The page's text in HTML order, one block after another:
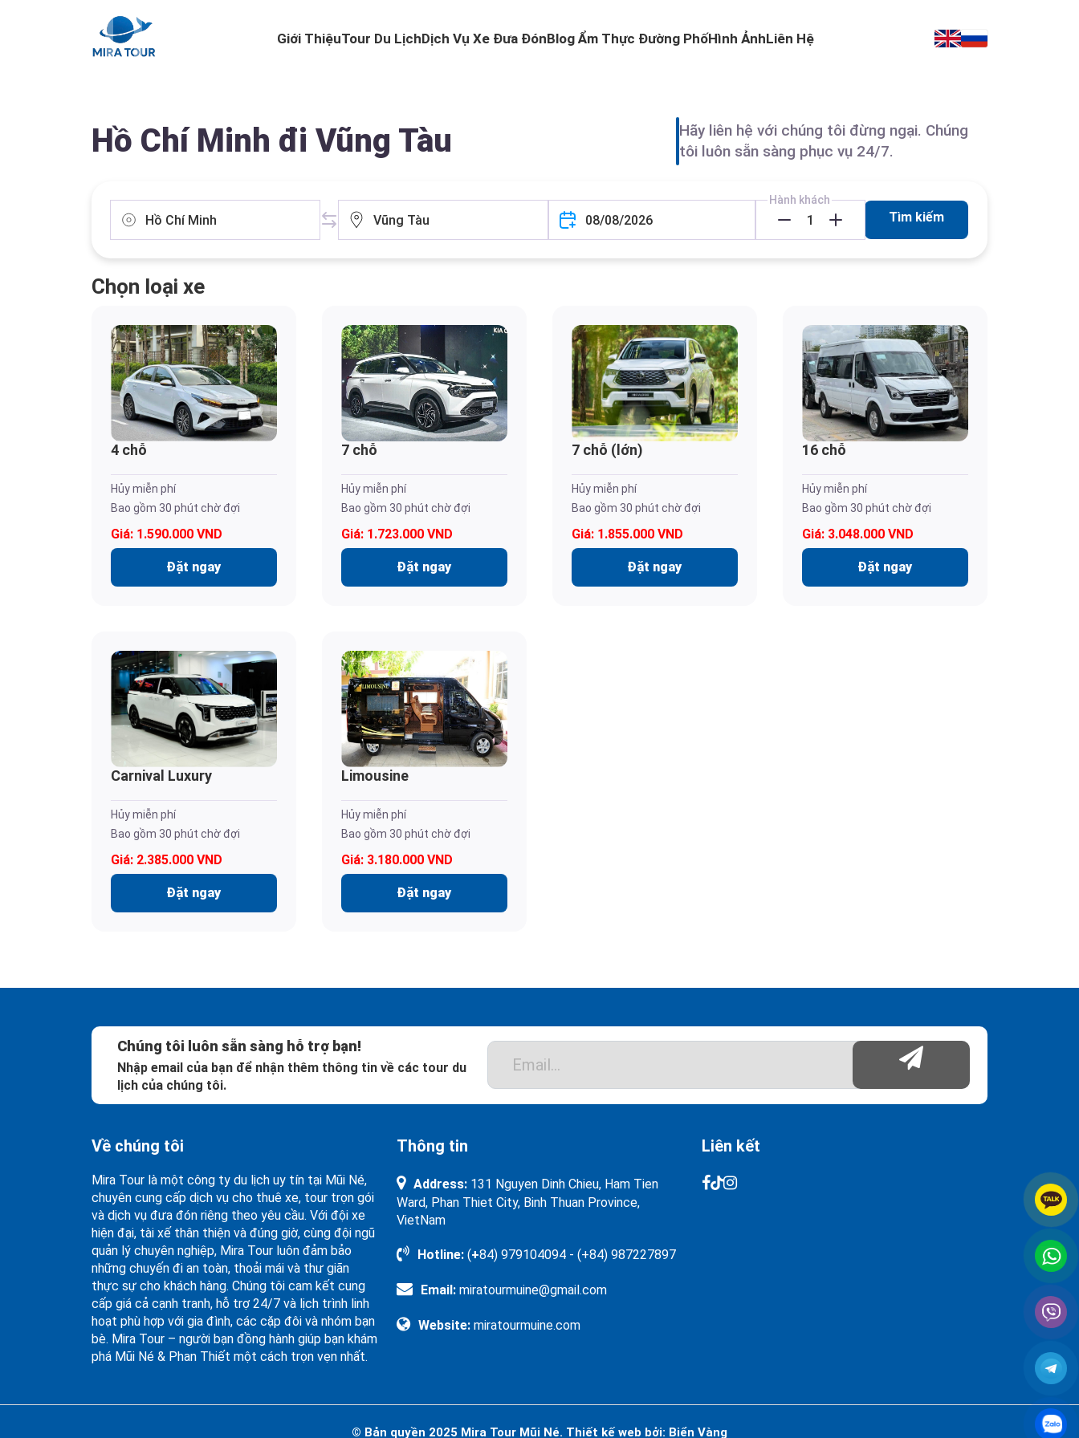
Giới ThiệuTour Du LịchDịch Vụ Xe Đưa ĐónBlog Ẩm Thực Đường PhốHình ẢnhLiên Hệ
Hồ Chí Minh đi Vũng Tàu
Hãy liên hệ với chúng tôi đừng ngại. Chúng
tôi luôn sẵn sàng phục vụ 24/7.
Hành khách
Tìm kiếm
Chọn loại xe
4 chỗ
Hủy miễn phí
Bao gồm 30 phút chờ đợi
Giá: 1.590.000 VND
Đặt ngay
7 chỗ
Hủy miễn phí
Bao gồm 30 phút chờ đợi
Giá: 1.723.000 VND
Đặt ngay
7 chỗ (lớn)
Hủy miễn phí
Bao gồm 30 phút chờ đợi
Giá: 1.855.000 VND
Đặt ngay
16 chỗ
Hủy miễn phí
Bao gồm 30 phút chờ đợi
Giá: 3.048.000 VND
Đặt ngay
Carnival Luxury
Hủy miễn phí
Bao gồm 30 phút chờ đợi
Giá: 2.385.000 VND
Đặt ngay
Limousine
Hủy miễn phí
Bao gồm 30 phút chờ đợi
Giá: 3.180.000 VND
Đặt ngay
Chúng tôi luôn sẵn sàng hỗ trợ bạn!
Nhập email của bạn để nhận thêm thông tin về các tour du
lịch của chúng tôi.
Về chúng tôi
Mira Tour là một công ty du lịch uy tín tại Mũi Né,
chuyên cung cấp dịch vụ cho thuê xe, tour trọn gói
và dịch vụ đưa đón riêng theo yêu cầu. Với đội xe
hiện đại, tài xế thân thiện và đúng giờ, cùng đội ngũ
quản lý chuyên nghiệp, Mira Tour luôn đảm bảo
những chuyến đi an toàn, thoải mái và thư giãn
thực sự cho khách hàng. Chúng tôi cam kết cung
cấp giá cả cạnh tranh, hỗ trợ 24/7 và lịch trình linh
hoạt phù hợp với gia đình, các cặp đôi và nhóm bạn
bè. Mira Tour – người bạn đồng hành giúp bạn khám
phá Mũi Né & Phan Thiết một cách trọn vẹn nhất.
Thông tin
Address: 131 Nguyen Dinh Chieu, Ham Tien
Ward, Phan Thiet City, Binh Thuan Province,
VietNam
Hotline: (+84) 979104094 - (+84) 987227897
Email: miratourmuine@gmail.com
Website: miratourmuine.com
Liên kết
© Bản quyền 2025 Mira Tour Mũi Né. Thiết kế web bởi: Biển Vàng